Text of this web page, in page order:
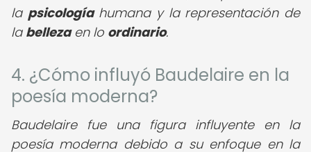
la psicologíahumana y la representación de
la bellezaen lo ordinario.
4. ¿Cómo influyó Baudelaire en la
poesía moderna?
Baudelaire fue una figura influyente en la
poesía moderna debido a su enfoque en la